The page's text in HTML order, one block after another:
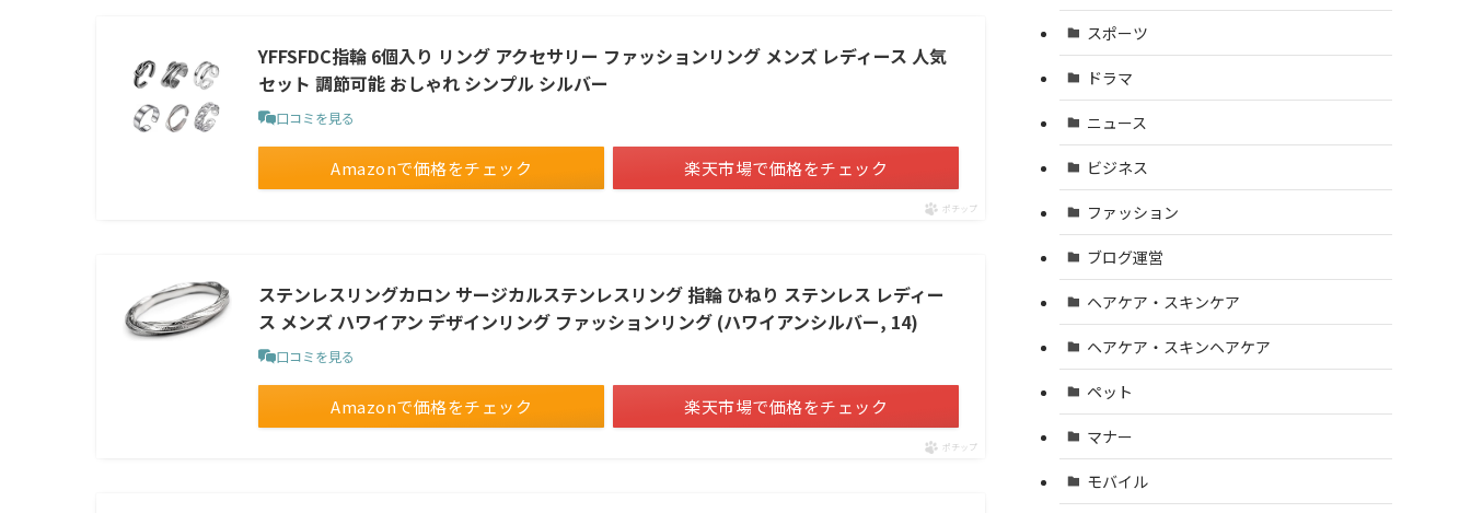
YFFSFDC指輪 6個入り リング アクセサリー ファッションリング メンズ レディース 人気
セット 調節可能 おしゃれ シンプル シルバー
口コミを見る
Amazonで価格をチェック 楽天市場で価格をチェック
ポチップ
ステンレスリングカロン サージカルステンレスリング 指輪 ひねり ステンレス レディー
ス メンズ ハワイアン デザインリング ファッションリング (ハワイアンシルバー, 14)
口コミを見る
Amazonで価格をチェック 楽天市場で価格をチェック
ポチップ
スポーツ
ドラマ
ニュース
ビジネス
ファッション
ブログ運営
ヘアケア・スキンケア
ヘアケア・スキンヘアケア
ペット
マナー
モバイル